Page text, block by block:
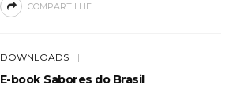
COMPARTILHE
DOWNLOADS
E-book Sabores do Brasil